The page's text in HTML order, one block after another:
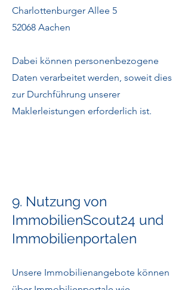
Charlottenburger Allee 5
52068 Aachen
Dabei können personenbezogene
Daten verarbeitet werden, soweit dies
zur Durchführung unserer
Maklerleistungen erforderlich ist.
9. Nutzung von
ImmobilienScout24 und
Immobilienportalen
Unsere Immobilienangebote können